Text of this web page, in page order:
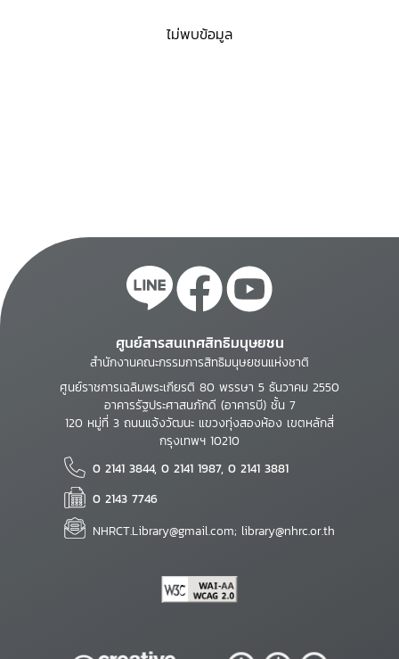
ไม่พบข้อมูล
ศูนย์สารสนเทศสิทธิมนุษยชน
สำนักงานคณะกรรมการสิทธิมนุษยชนแห่งชาติ
ศูนย์ราชการเฉลิมพระเกียรติ 80 พรรษา 5 ธันวาคม 2550
อาคารรัฐประศาสนภักดี (อาคารบี) ชั้น 7
120 หมู่ที่ 3 ถนนแจ้งวัฒนะ แขวงทุ่งสองห้อง เขตหลักสี่
กรุงเทพฯ 10210
0 2141 3844, 0 2141 1987, 0 2141 3881
0 2143 7746
NHRCT.Library@gmail.com; library@nhrc.or.th